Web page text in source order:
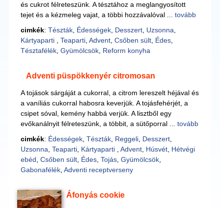
és cukrot félreteszünk. A tésztához a meglangyosított
tejet és a kézmeleg vajat, a többi hozzávalóval ... tovább
cimkék: Tészták, Édességek, Desszert, Uzsonna
Kártyaparti
Teaparti, Advent, Csőben sült, Édes,
Tésztafélék, Gyümölcsök, Reform konyha
Adventi püspökkenyér citromosan
A tojások sárgáját a cukorral, a citrom lereszelt héjával és
a vaníliás cukorral habosra keverjük. A tojásfehérjét, a
csipet sóval, kemény habbá verjük. A lisztből egy
evőkanálnyit félreteszünk, a többit, a sütőporral ... tovább
cimkék: Édességek, Tészták, Reggeli, Desszert,
Uzsonna Teaparti, Kártyaparti Advent, Húsvét, Hétvégi
ebéd Csőben sült, Édes, Tojás, Gyümölcsök,
Gabonafélék, Adventi receptverseny
Áfonyás cookie